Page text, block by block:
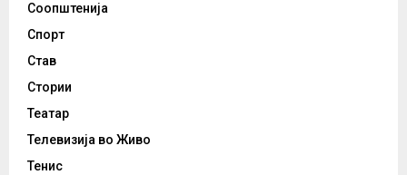
Соопштенија
Спорт
Став
Стории
Театар
Телевизија во Живо
Тенис